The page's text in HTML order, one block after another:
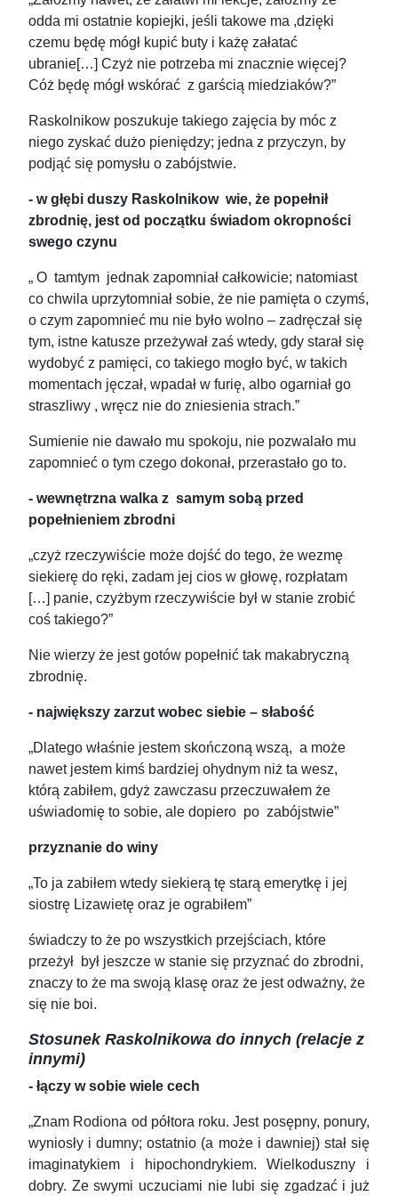
odda mi ostatnie kopiejki, jeśli takowe ma ,dzięki
czemu będę mógł kupić buty i każę załatać
ubranie[…] Czyż nie potrzeba mi znacznie więcej?
Cóż będę mógł wskórać z garścią miedziaków?”
Raskolnikow poszukuje takiego zajęcia by móc z
niego zyskać dużo pieniędzy; jedna z przyczyn, by
podjąć się pomysłu o zabójstwie.
- w głębi duszy Raskolnikow wie, że popełnił
zbrodnię, jest od początku świadom okropności
swego czynu
„ O tamtym jednak zapomniał całkowicie; natomiast
co chwila uprzytomniał sobie, że nie pamięta o czymś,
o czym zapomnieć mu nie było wolno – zadręczał się
tym, istne katusze przeżywał zaś wtedy, gdy starał się
wydobyć z pamięci, co takiego mogło być, w takich
momentach jęczał, wpadał w furię, albo ogarniał go
straszliwy , wręcz nie do zniesienia strach.”
Sumienie nie dawało mu spokoju, nie pozwalało mu
zapomnieć o tym czego dokonał, przerastało go to.
- wewnętrzna walka z samym sobą przed
popełnieniem zbrodni
„czyż rzeczywiście może dojść do tego, że wezmę
siekierę do ręki, zadam jej cios w głowę, rozpłatam
[…] panie, czyżbym rzeczywiście był w stanie zrobić
coś takiego?”
Nie wierzy że jest gotów popełnić tak makabryczną
zbrodnię.
- największy zarzut wobec siebie – słabość
„Dlatego właśnie jestem skończoną wszą, a może
nawet jestem kimś bardziej ohydnym niż ta wesz,
którą zabiłem, gdyż zawczasu przeczuwałem że
uświadomię to sobie, ale dopiero po zabójstwie”
przyznanie do winy
„To ja zabiłem wtedy siekierą tę starą emerytkę i jej
siostrę Lizawietę oraz je ograbiłem”
świadczy to że po wszystkich przejściach, które
przeżył był jeszcze w stanie się przyznać do zbrodni,
znaczy to że ma swoją klasę oraz że jest odważny, że
się nie boi.
Stosunek Raskolnikowa do innych (relacje z
innymi)
- łączy w sobie wiele cech
„Znam Rodiona od półtora roku. Jest posępny, ponury,
wyniosły i dumny; ostatnio (a może i dawniej) stał się
imaginatykiem i hipochondrykiem. Wielkoduszny i
dobry. Ze swymi uczuciami nie lubi się zgadzać i już